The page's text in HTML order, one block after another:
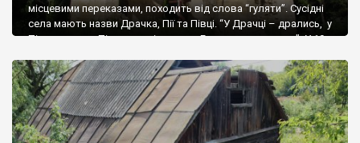
місцевими переказами, походить від слова “гуляти”. Сусідні
села мають назви Драчка, Пії та Півці. “У Драчці – дрались, у
Піях – пили, у Півцях – співали, а у Гуляниках – гуляли.” У 19
шанцями, на території села було чотири городища. […]